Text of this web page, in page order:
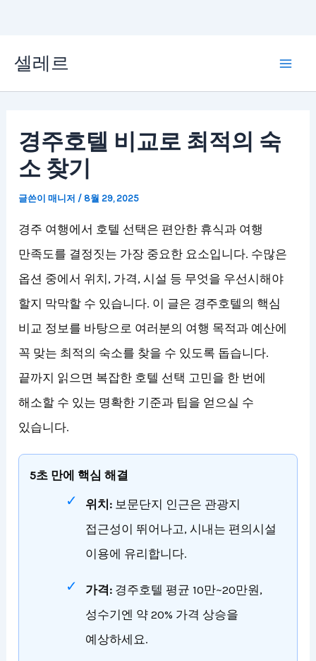
츠
셀레르
경주호텔 비교로 최적의 숙
소 찾기
글쓴이매니저 / 8월 29, 2025
경주 여행에서 호텔 선택은 편안한 휴식과 여행
만족도를 결정짓는 가장 중요한 요소입니다. 수많은
옵션 중에서 위치, 가격, 시설 등 무엇을 우선시해야
할지 막막할 수 있습니다. 이 글은 경주호텔의 핵심
비교 정보를 바탕으로 여러분의 여행 목적과 예산에
꼭 맞는 최적의 숙소를 찾을 수 있도록 돕습니다.
끝까지 읽으면 복잡한 호텔 선택 고민을 한 번에
해소할 수 있는 명확한 기준과 팁을 얻으실 수
있습니다.
5초 만에 핵심 해결
위치: 보문단지 인근은 관광지
접근성이 뛰어나고, 시내는 편의시설
이용에 유리합니다.
가격: 경주호텔 평균 10만~20만원,
성수기엔 약 20% 가격 상승을
예상하세요.